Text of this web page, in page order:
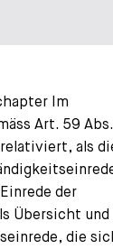
Im
Art. 59
als
der
Übersicht
die